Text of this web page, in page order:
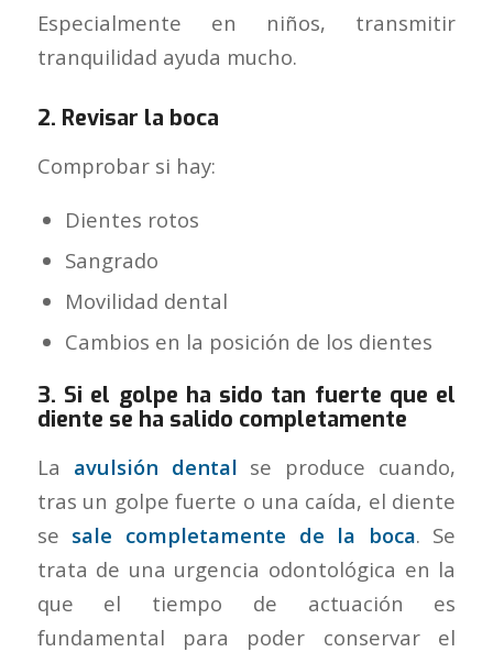
Especialmente en niños, transmitir
tranquilidad ayuda mucho.
2. Revisar la boca
Comprobar si hay:
Dientes rotos
Sangrado
Movilidad dental
Cambios en la posición de los dientes
3. Si el golpe ha sido tan fuerte que el
diente se ha salido completamente
La avulsión dental se produce cuando,
tras un golpe fuerte o una caída, el diente
se sale completamente de la boca. Se
trata de una urgencia odontológica en la
que el tiempo de actuación es
fundamental para poder conservar el